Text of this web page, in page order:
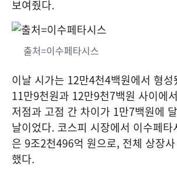
보여줬다.
출처=이수페타시스
이날 시가는 12만4천4백원에서 형
11만9천원과 12만9천7백원 사이에
저점과 고점 간 차이가 1만7백원에
날이었다. 코스피 시장에서 이수페타
은 9조2천496억 원으로, 전체 상장
했다.